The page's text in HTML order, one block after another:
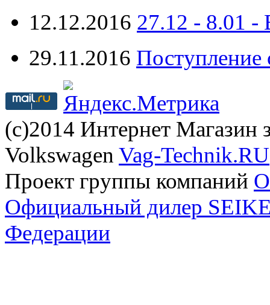
12.12.2016 27.12 -
29.11.2016 Поступление
(с)2014 Интернет Магазин
Volkswagen Vag-Technik.RU
Проект группы компаний
Официальный дилер
Федерации